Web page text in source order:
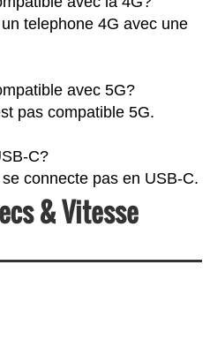
telephone 4G avec une
avec 5G?
pas compatible 5G.
C?
connecte pas en USB-C.
& Vitesse